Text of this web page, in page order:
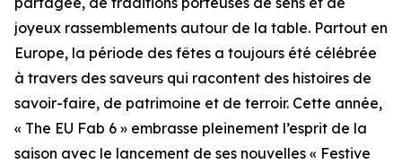
joyeux rassemblements autour de la table. Partout en
Europe, la période des fêtes a toujours été célébrée
à travers des saveurs qui racontent des histoires de
savoir-faire, de patrimoine et de terroir. Cette année,
« The EU Fab 6 » embrasse pleinement l’esprit de la
saison avec le lancement de ses nouvelles « Festive